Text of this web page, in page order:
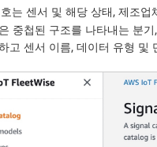
는 센서 및 해당 상태, 제조
중첩된 구조를 나타내는 분
고 센서 이름, 데이터 유형 및